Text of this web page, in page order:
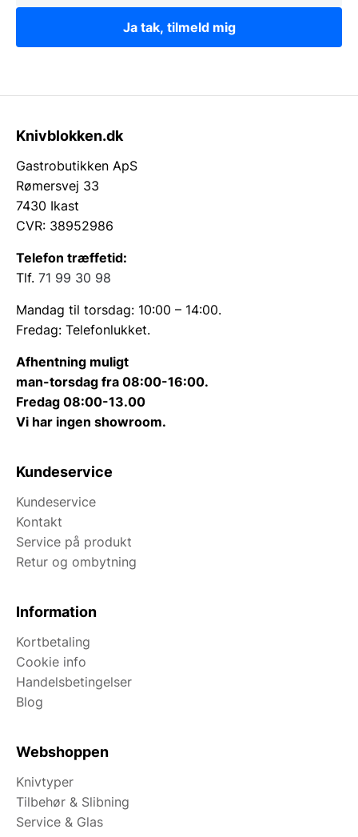
Ja tak, tilmeld mig
Knivblokken.dk
Gastrobutikken ApS
Rømersvej 33
7430 Ikast
CVR: 38952986
Telefon træffetid:
Tlf. 71 99 30 98
Mandag til torsdag: 10:00 – 14:00.
Fredag: Telefonlukket.
Afhentning muligt
man-torsdag fra 08:00-16:00.
Fredag 08:00-13.00
Vi har ingen showroom.
Kundeservice
Kundeservice
Kontakt
Service på produkt
Retur og ombytning
Information
Kortbetaling
Cookie info
Handelsbetingelser
Blog
Webshoppen
Knivtyper
Tilbehør & Slibning
Service & Glas